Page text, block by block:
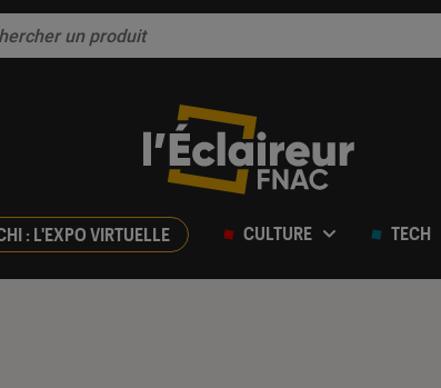
: L'EXPO VIRTUELLE CULTURE TECH